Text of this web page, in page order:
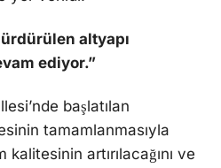
altyapı
ediyor.”
başlatılan
tamamlanmasıyla
artırılacağını ve